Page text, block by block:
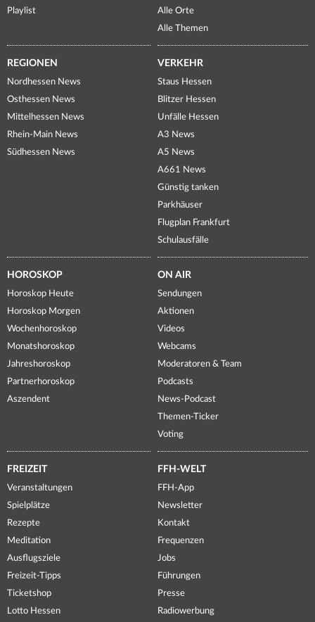
Playlist
Alle Orte
Alle Themen
REGIONEN
Nordhessen News
Osthessen News
Mittelhessen News
Rhein-Main News
Südhessen News
VERKEHR
Staus Hessen
Blitzer Hessen
Unfälle Hessen
A3 News
A5 News
A661 News
Günstig tanken
Parkhäuser
Flugplan Frankfurt
Schulausfälle
HOROSKOP
Horoskop Heute
Horoskop Morgen
Wochenhoroskop
Monatshoroskop
Jahreshoroskop
Partnerhoroskop
Aszendent
ON AIR
Sendungen
Aktionen
Videos
Webcams
Moderatoren & Team
Podcasts
News-Podcast
Themen-Ticker
Voting
FREIZEIT
Veranstaltungen
Spielplätze
Rezepte
Meditation
Ausflugsziele
Freizeit-Tipps
Ticketshop
Lotto Hessen
FFH-WELT
FFH-App
Newsletter
Kontakt
Frequenzen
Jobs
Führungen
Presse
Radiowerbung